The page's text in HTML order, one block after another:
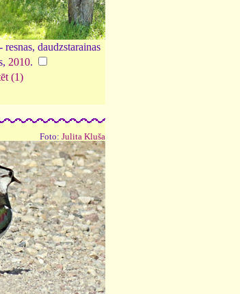
daudzstarainas
2010.
(1)
Foto: Julita Kluša